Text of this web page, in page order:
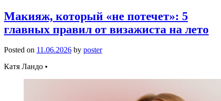
Макияж, который «не потечет»: 5
главных правил от визажиста на лето
Posted on 11.06.2026 by poster
Катя Ландо •